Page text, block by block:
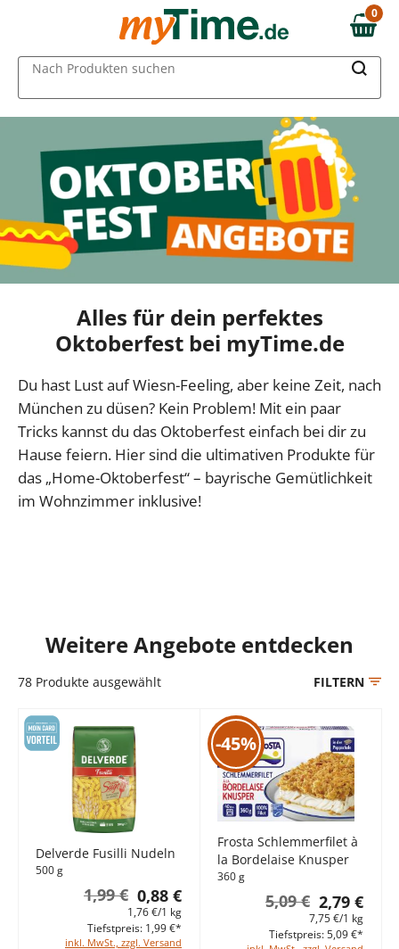
0,00 €
0
Nach Produkten suchen
Alles für dein perfektes
Oktoberfest bei myTime.de
Du hast Lust auf Wiesn-Feeling, aber keine Zeit, nach
München zu düsen? Kein Problem! Mit ein paar
Tricks kannst du das Oktoberfest einfach bei dir zu
Hause feiern. Hier sind die ultimativen Produkte für
das „Home-Oktoberfest“ – bayrische Gemütlichkeit
im Wohnzimmer inklusive!
Weitere Angebote entdecken
78 Produkte ausgewählt FILTERN
Delverde Fusilli Nudeln
500 g
0,88 €
1,99 €
1,76 €/1 kg
inkl. MwSt., zzgl. Versand
Tiefstpreis: 1,99 €*
-45%
Frosta Schlemmerfilet à
la Bordelaise Knusper
360 g
2,79 €
5,09 €
7,75 €/1 kg
Tiefstpreis: 5,09 €*